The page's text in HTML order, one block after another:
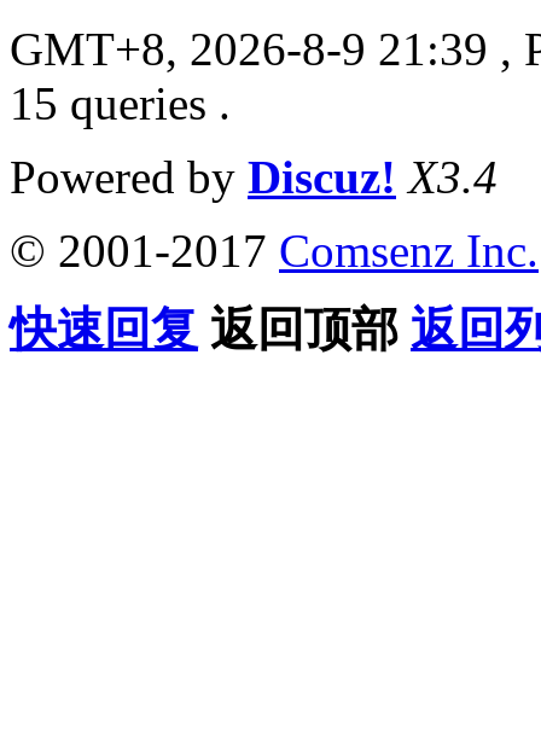
GMT+8, 2026-8-9 21:39 ,
15 queries .
Powered by Discuz! X3.4
© 2001-2017 Comsenz Inc.
快速回复 返回顶部 返回